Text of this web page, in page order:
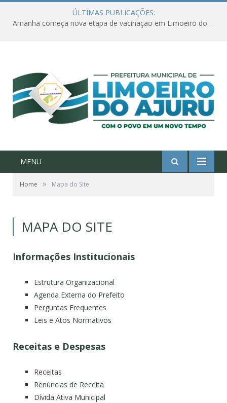
ÚLTIMAS PUBLICAÇÕES:
Amanhã começa nova etapa de vacinação em Limoeiro do Ajuru para idosos com 65 ou mais
MENU
Home » Mapa do Site
MAPA DO SITE
Informações Institucionais
Estrutura Organizacional
Agenda Externa do Prefeito
Perguntas Frequentes
Leis e Atos Normativos
Receitas e Despesas
Receitas
Renúncias de Receita
Dívida Ativa Municipal